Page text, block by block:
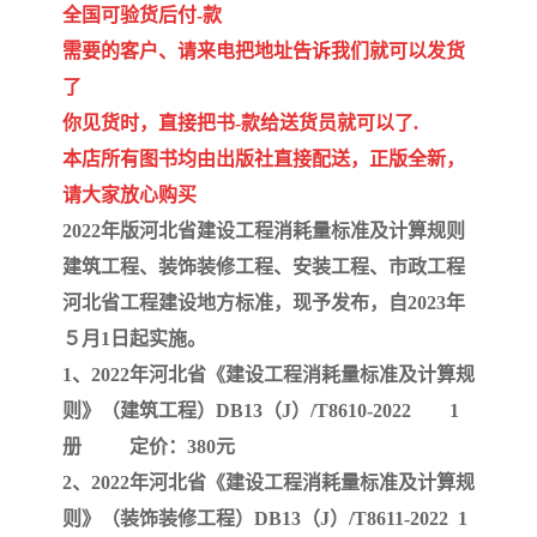
全国可验货后付-款
需要的客户、请来电把地址告诉我们就可以发货
了
你见货时，直接把书-款给送货员就可以了.
本店所有图书均由出版社直接配送，正版全新，
请大家放心购买
2022年版河北省建设工程消耗量标准及计算规则
建筑工程、装饰装修工程、安装工程、市政工程
河北省工程建设地方标准，现予发布，自2023年
５月1日起实施。
1、2022年河北省《建设工程消耗量标准及计算规
则》（建筑工程）DB13（J）/T8610-2022 1
册 定价：380元
2、2022年河北省《建设工程消耗量标准及计算规
则》（装饰装修工程）DB13（J）/T8611-2022 1
陕西建设工程消耗量定额
贵州水利水电定额 铁路概预算定额
青海省建筑工程消耗量定 西藏建筑工程计价定额
20kv及以下配电网工程定
验评定标准
广西建筑安装工程预算定 内河沿海港口疏浚定额
*考军校教材 黑龙江建设工程计价定额
依据
海南省建设工程预算定额 浙江省建设工程预算定额
电力工程预算概算定额 重庆市建设工程计价定额
江苏省建设工程计价定额 深圳市建设工程消耗量定